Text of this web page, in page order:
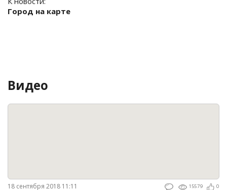
Город на карте
Видео
18 сентября 2018 11:11 15579 0